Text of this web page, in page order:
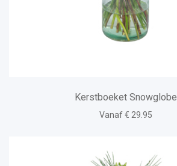
Kerstboeket Snowglobe
Vanaf € 29.95